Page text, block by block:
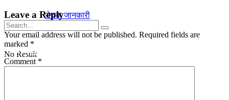
No Result
रोचक जानकारी
प्रदेश
Leave a Reply
Your email address will not be published. Required fields are
marked *
Comment *